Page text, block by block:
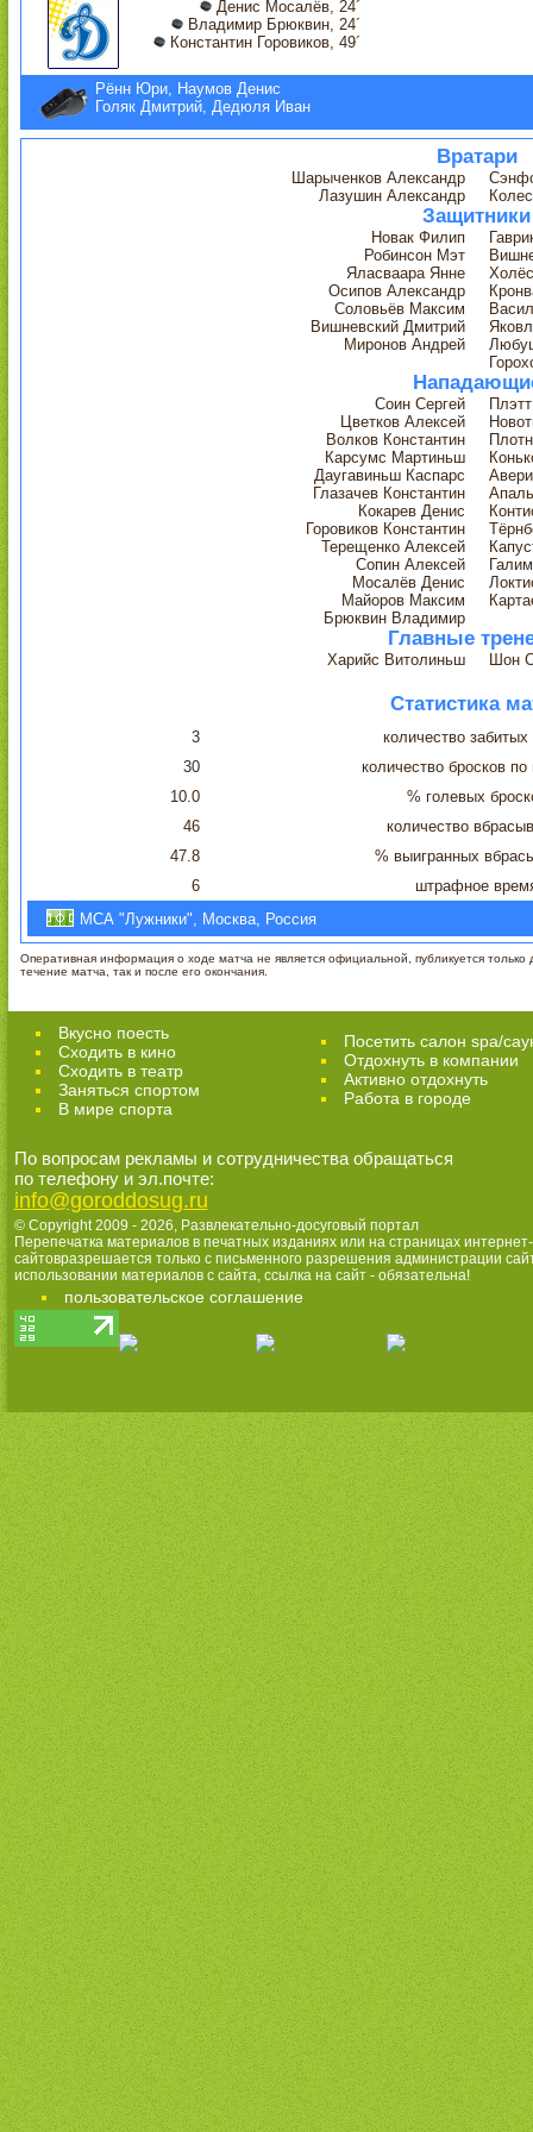
Денис Мосалёв, 24´
Владимир Брюквин, 24´
Константин Горовиков, 49´
Рённ Юри, Наумов Денис
Голяк Дмитрий, Дедюля Иван
Вратари
Шарыченков Александр
Лазушин Александр
Защитники
Новак Филип
Робинсон Мэт
Яласваара Янне
Осипов Александр
Соловьёв Максим
Вишневский Дмитрий
Миронов Андрей
Соин Сергей
Цветков Алексей
Волков Константин
Карсумс Мартиньш
Даугавиньш Каспарс
Глазачев Константин
Кокарев Денис
Горовиков Константин
Терещенко Алексей
Сопин Алексей
Мосалёв Денис
Майоров Максим
Брюквин Владимир
Главные
Харийс Витолиньш Шон
Статистика
3
количество
30
количество бросков по
10.0
% голевых
46
количество
47.8
% выигранных
6
штрафное
МСА "Лужники", Москва, Россия
Оперативная информация о ходе матча не является официальной, публикуется только
течение матча, так и после его окончания.
Вкусно поесть
Сходить в кино
Cходить в театр
Заняться спортом
В мире спорта
Посетить салон spa/
Отдохнуть в компании
Активно отдохнуть
Работа в городе
По вопросам рекламы и сотрудничества обращаться
по телефону и эл.почте:
info@goroddosug.ru
© Copyright 2009 - 2026, Развлекательно-досуговый портал
Перепечатка материалов в печатных изданиях или на страницах интернет-
сайтовразрешается только с письменного разрешения администрации
использовании материалов с сайта, ссылка на сайт - обязательна!
пользовательское соглашение